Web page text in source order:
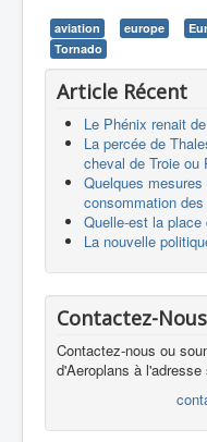
aviation europe
Tornado
Article Récent
Le Phénix renait
La percée de
cheval de Troie ou
Quelques
consommation
Quelle-est la
La nouvelle
Contactez-Nous
Contactez-nous ou
d'Aeroplans à l'adresse